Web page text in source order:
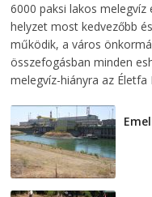
6000 paksi lakos melegvíz
helyzet most kedvezőbb
működik, a város
összefogásban minden
melegvíz-hiányra az